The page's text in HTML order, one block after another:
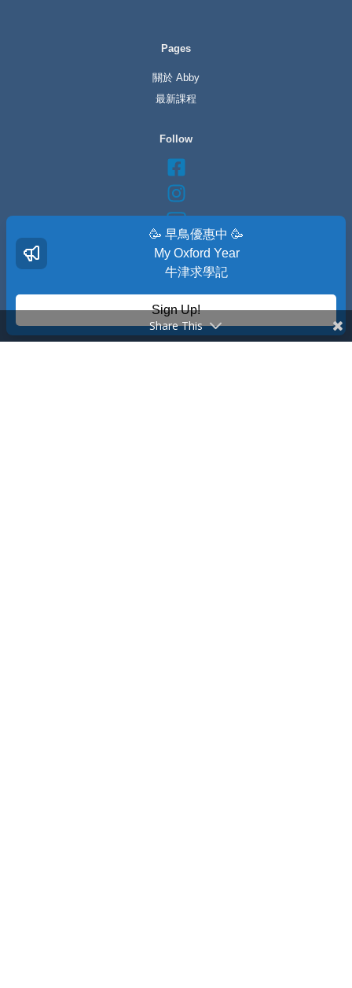
Pages
關於 Abby
最新課程
Follow
翁樂旂 Abby Weng (專業英文教練 & 顧問
🥳 早鳥優惠中 🥳
My Oxford Year
牛津求學記
Sign Up!
Share This